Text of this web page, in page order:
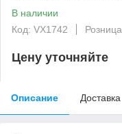
В наличии
Код: VX1742
Розница
Цену уточняйте
Описание Доставка